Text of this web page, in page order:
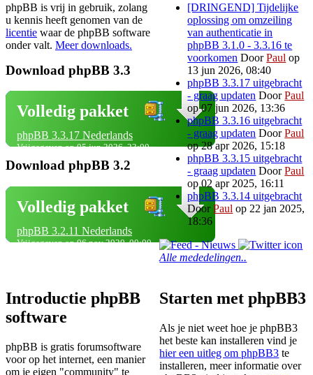
phpBB is vrij in gebruik, zolang
u kennis heeft genomen van de
licentie waar de phpBB software
onder valt. Meer downloads.
Download phpBB 3.3
Volledig pakket
phpBB 3.3.17 Nederlands
Vrijgegeven op 05 jun 2026, 23:00
Download phpBB 3.2
Volledig pakket
phpBB 3.2.11 Nederlands
Vrijgegeven op 06 nov 2020, 00:00
[DRINGEND] Tijdelijke
oplossing om omzeiling
van authenticatie in
phpBB 3.1.0 - 3.3.16 te
voorkomen DoorPaul op
13 jun 2026, 08:40
phpBB 3.3.17 uitgebracht
- graag updaten DoorPaul
op 07 jun 2026, 13:36
phpBB 3.3.16 uitgebracht
- graag updaten DoorPaul
op 28 apr 2026, 15:18
phpBB 3.3.15 uitgebracht
- graag updaten DoorPaul
op 02 apr 2025, 16:11
phpBB 3.3.14 uitgebracht
DoorPaul op 22 jan 2025,
18:36
Alle mededelingen..
Introductie phpBB
software
phpBB is gratis forumsoftware
voor op het internet, een manier
om je eigen "community" te
Starten met phpBB3
Als je niet weet hoe je phpBB3
het beste kan installeren vind je
hier een uitleg om phpBB3 te
installeren, meer informatie over